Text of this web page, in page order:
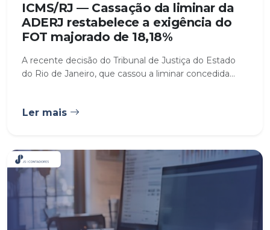
ICMS/RJ — Cassação da liminar da
ADERJ restabelece a exigência do
FOT majorado de 18,18%
A recente decisão do Tribunal de Justiça do Estado
do Rio de Janeiro, que cassou a liminar concedida...
Ler mais